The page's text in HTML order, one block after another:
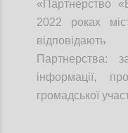
«Партнерство
2022 роках
Партнерства:
інформації,
громадської